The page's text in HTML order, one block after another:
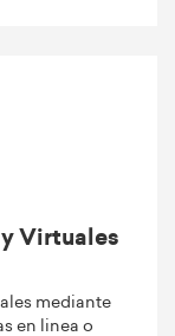
y Virtuales
mediante
en linea o